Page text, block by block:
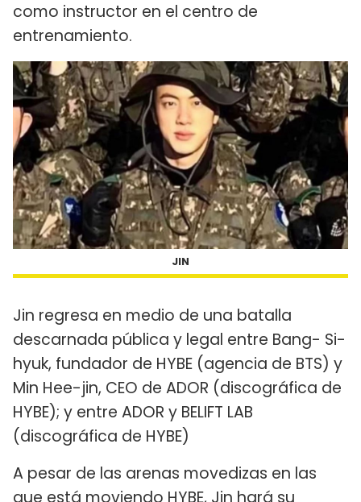
como instructor en el centro de
entrenamiento.
JIN
Jin regresa en medio de una batalla
descarnada pública y legal entre Bang- Si-
hyuk, fundador de HYBE (agencia de BTS) y
Min Hee-jin, CEO de ADOR (discográfica de
HYBE); y entre ADOR y BELIFT LAB
(discográfica de HYBE)
A pesar de las arenas movedizas en las